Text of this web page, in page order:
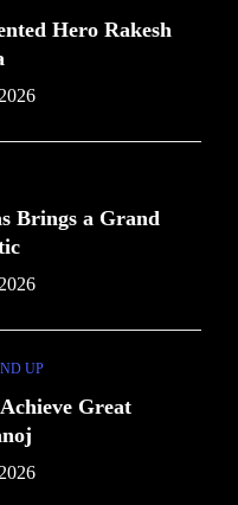
Hero Rakesh
Brings a Grand
UP
Great